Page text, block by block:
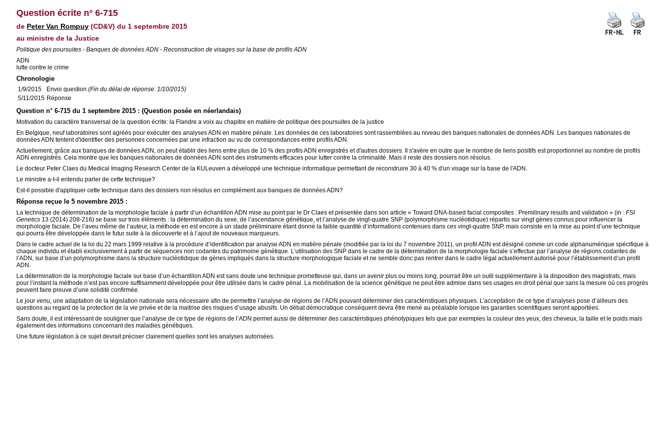
Question écrite n° 6-715
de Peter Van Rompuy (CD&V) du 1 septembre 2015
au ministre de la Justice
Politique des poursuites - Banques de données ADN - Reconstruction de visages sur la base de profils ADN
ADN
lutte contre le crime
Chronologie
1/9/2015 Envoi question(Fin du délai de réponse: 1/10/2015)
5/11/2015 Réponse
Question n° 6-715 du 1 septembre 2015 : (Question posée en néerlandais)
Motivation du caractère transversal de la question écrite: la Flandre a voix au chapitre en matière de politique des poursuites de la justice
En Belgique, neuf laboratoires sont agréés pour exécuter des analyses ADN en matière pénale. Les données de ces laboratoires sont rassemblées au niveau des banques nationales de données ADN. Les banques nationales de
données ADN tentent d'identifier des personnes concernées par une infraction au vu de correspondances entre profils ADN.
Actuellement, grâce aux banques de données ADN, on peut établir des liens entre plus de 10 % des profils ADN enregistrés et d'autres dossiers. Il s'avère en outre que le nombre de liens positifs est proportionnel au nombre de profils
ADN enregistrés. Cela montre que les banques nationales de données ADN sont des instruments efficaces pour lutter contre la criminalité. Mais il reste des dossiers non résolus.
Le docteur Peter Claes du Medical Imaging Research Center de la KULeuven a développé une technique informatique permettant de reconstruire 30 à 40 % d'un visage sur la base de l'ADN.
Le ministre a-t-il entendu parler de cette technique?
Est-il possible d'appliquer cette technique dans des dossiers non résolus en complément aux banques de données ADN?
Réponse reçue le 5 novembre 2015 :
La technique de détermination de la morphologie faciale à partir d’un échantillon ADN mise au point par le Dr Claes et présentée dans son article «Toward DNA-based facial composites : Premilinary results and validation » (in :FSI
Genetics 13 (2014) 208-216) se base sur trois éléments : la détermination du sexe, de l’ascendance génétique, et l’analyse de vingt-quatre SNP (polymorphisme nucléotidique) répartis sur vingt gènes connus pour influencer la
morphologie faciale. De l’aveu même de l’auteur, la méthode en est encore à un stade préliminaire étant donné la faible quantité d’informations contenues dans ces vingt-quatre SNP, mais consiste en la mise au point d’une technique
qui pourra être développée dans le futur suite à la découverte et à l’ajout de nouveaux marqueurs.
Dans le cadre actuel de la loi du 22 mars 1999 relative à la procédure d’identification par analyse ADN en matière pénale (modifiée par la loi du 7 novembre 2011), un profil ADN est désigné comme un code alphanumérique spécifique à
chaque individu et établi exclusivement à partir de séquences non codantes du patrimoine génétique. L’utilisation des SNP dans le cadre de la détermination de la morphologie faciale s’effectue par l’analyse de régions codantes de
l’ADN, sur base d’un polymorphisme dans la structure nucléotidique de gènes impliqués dans la structure morphologique faciale et ne semble donc pas rentrer dans le cadre légal actuellement autorisé pour l’établissement d’un profil
ADN.
La détermination de la morphologie faciale sur base d’un échantillon ADN est sans doute une technique prometteuse qui, dans un avenir plus ou moins long, pourrait être un outil supplémentaire à la disposition des magistrats, mais
pour l’instant la méthode n’est pas encore suffisamment développée pour être utilisée dans le cadre pénal. La mobilisation de la science génétique ne peut être admise dans ses usages en droit pénal que sans la mesure où ces progrès
peuvent faire preuve d’une solidité confirmée.
Le jour venu, une adaptation de la législation nationale sera nécessaire afin de permettre l’analyse de régions de l’ADN pouvant déterminer des caractéristiques physiques. L’acceptation de ce type d’analyses pose d’ailleurs des
questions au regard de la protection de la vie privée et de la maitrise des risques d’usage abusifs. Un débat démocratique conséquent devra être mené au préalable lorsque les garanties scientifiques seront apportées.
Sans doute, il est intéressant de souligner que l’analyse de ce type de régions de l’ADN permet aussi de déterminer des caractéristiques phénotypiques tels que par exemples la couleur des yeux, des cheveux, la taille et le poids mais
également des informations concernant des maladies génétiques.
Une future législation à ce sujet devrait préciser clairement quelles sont les analyses autorisées.